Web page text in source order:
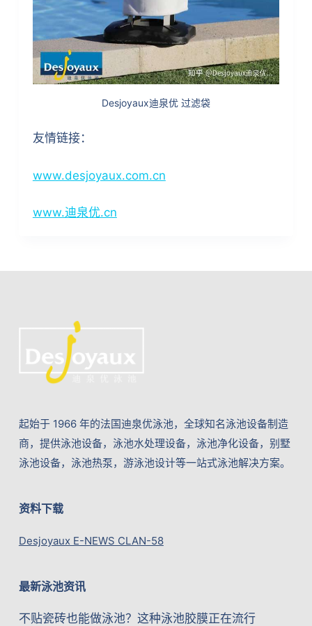
Desjoyaux迪泉优 过滤袋
友情链接：
www.desjoyaux.com.cn
www.迪泉优.cn
起始于 1966 年的法国迪泉优泳池，全球知名泳池设备制造
商，提供泳池设备，泳池水处理设备，泳池净化设备，别墅
泳池设备，泳池热泵，游泳池设计等一站式泳池解决方案。
资料下载
Desjoyaux E-NEWS CLAN-58
最新泳池资讯
不贴瓷砖也能做泳池？这种泳池胶膜正在流行